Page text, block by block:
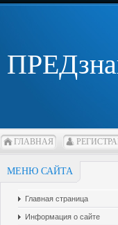
ГЛАВНАЯ
МЕНЮ САЙТА
Главная страница
Информация о сайте